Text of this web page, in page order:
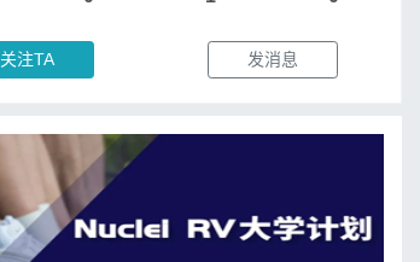
关注TA 发消息